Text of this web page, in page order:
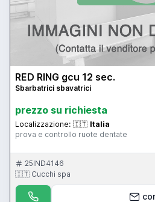
RED RING gcu 12 sec.
Sbarbatrici sbavatrici
prezzo su richiesta
Localizzazione: 🇮🇹 Italia
prova e controllo ruote dentate
25IND4146
🇮🇹 Cucchi spa